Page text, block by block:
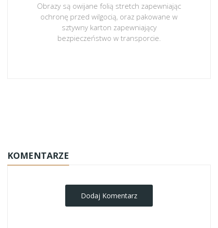
Obrazy są owijane folią stretch zapewniając
ochronę przed wilgocią, oraz pakowane w
sztywny karton zapewniający
bezpieczeństwo w transporcie.
KOMENTARZE
Dodaj Komentarz